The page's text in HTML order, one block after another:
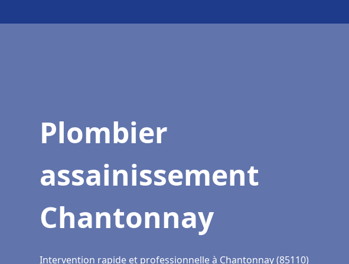
Plombier
assainissement
Chantonnay
Intervention rapide et professionnelle à Chantonnay (85110)